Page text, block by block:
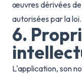
œuvres dérivées de
autorisées par la loi.
6.
L'application, son